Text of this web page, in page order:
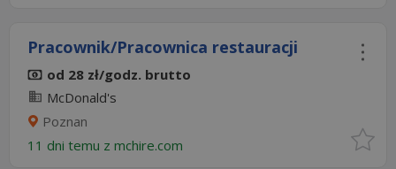
Pracownik/Pracownica restauracji
od 28 zł/godz. brutto
McDonald's
Poznan
11 dni temu z mchire.com